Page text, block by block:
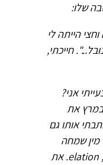
שלו:
הייתה לי
חייכתי,
אני?
את
אותו גם
שמחה
גדולה, כמו שאומרים באנגלית, elation. את